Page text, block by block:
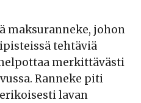
maksuranneke, johon
tehtäviä
merkittävästi
Ranneke piti
lavan